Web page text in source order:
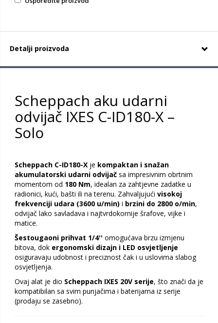
Detalji proizvoda
Scheppach aku udarni
odvijač IXES C-ID180-X –
Solo
Scheppach C-ID180-X je kompaktan i snažan
akumulatorski udarni odvijač sa impresivnim obrtnim
momentom od 180 Nm, idealan za zahtjevne zadatke u
radionici, kući, bašti ili na terenu. Zahvaljujući visokoj
frekvenciji udara (3600 u/min) i brzini do 2800 o/min,
odvijač lako savladava i najtvrdokornije šrafove, vijke i
matice.
Šestougaoni prihvat 1/4'' omogućava brzu izmjenu
bitova, dok ergonomski dizajn i LED osvjetljenje
osiguravaju udobnost i preciznost čak i u uslovima slabog
osvjetljenja.
Ovaj alat je dio Scheppach IXES 20V serije, što znači da je
kompatibilan sa svim punjačima i baterijama iz serije
(prodaju se zasebno).